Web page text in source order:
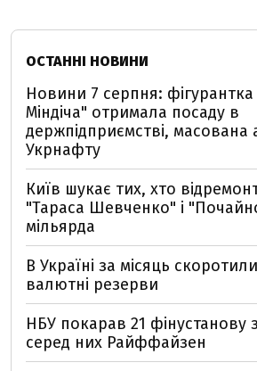
ОСТАННІ НОВИНИ
Новини 7 серпня: фігурантка
Міндіча" отримала посаду в
держпідприємстві, масована
Укрнафту
Київ шукає тих, хто
"Тараса Шевченко" і
мільярда
В Україні за місяць
валютні резерви
НБУ покарав 21 фінустанову
серед них Райффайзен